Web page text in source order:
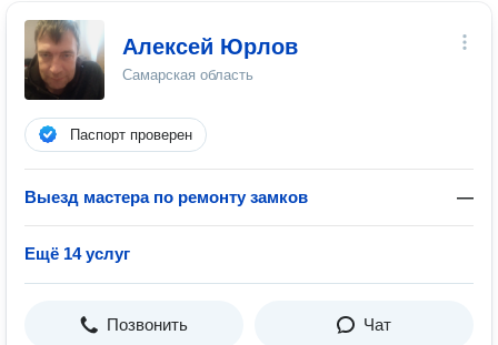
Алексей Юрлов
Самарская область
Паспорт проверен
Выезд мастера по ремонту замков —
Ещё 14 услуг
Позвонить Чат